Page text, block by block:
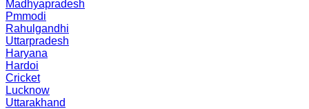
Madhyapradesh
Pmmodi
Rahulgandhi
Uttarpradesh
Haryana
Hardoi
Cricket
Lucknow
Uttarakhand